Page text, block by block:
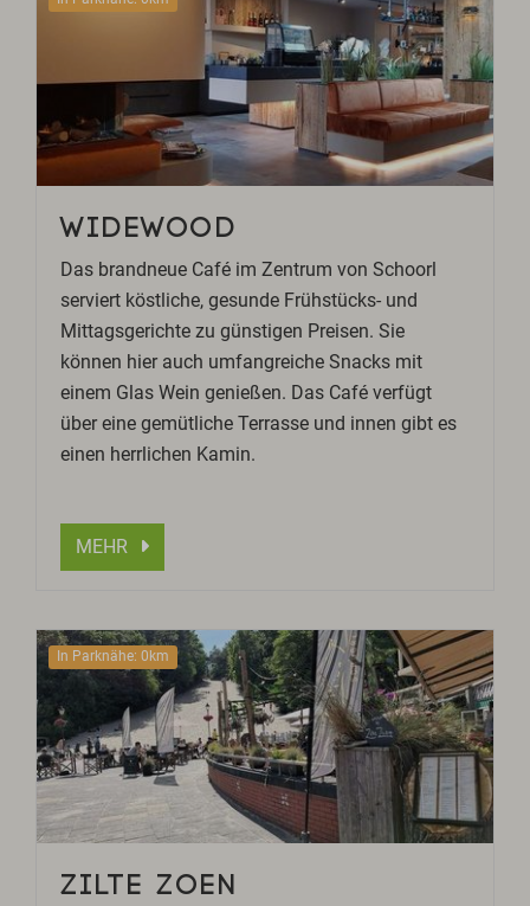
WIDEWOOD
Das brandneue Café im Zentrum von Schoorl
serviert köstliche, gesunde Frühstücks- und
Mittagsgerichte zu günstigen Preisen. Sie
können hier auch umfangreiche Snacks mit
einem Glas Wein genießen. Das Café verfügt
über eine gemütliche Terrasse und innen gibt es
einen herrlichen Kamin.
MEHR
In Parknähe: 0km
ZILTE ZOEN